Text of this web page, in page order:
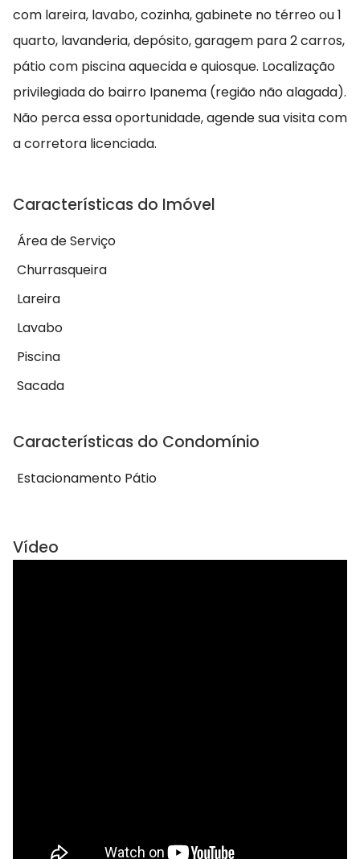
com lareira, lavabo, cozinha, gabinete no térreo ou 1
quarto, lavanderia, depósito, garagem para 2 carros,
pátio com piscina aquecida e quiosque. Localização
privilegiada do bairro Ipanema (região não alagada).
Não perca essa oportunidade, agende sua visita com
a corretora licenciada.
Características do Imóvel
Área de Serviço
Churrasqueira
Lareira
Lavabo
Piscina
Sacada
Características do Condomínio
Estacionamento Pátio
Vídeo